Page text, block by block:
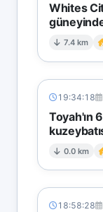
Whites
7.4 km
19:34:18
Toyah'ın
0.0 km
18:58:28